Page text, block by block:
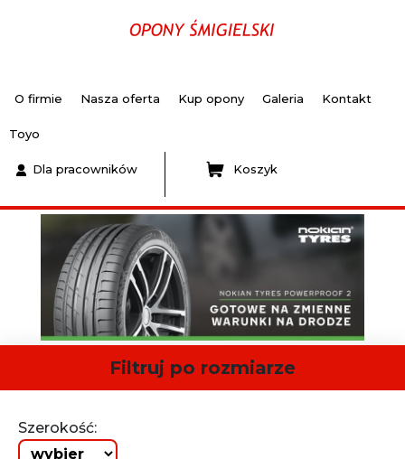
O firmie Nasza oferta Kup opony Galeria Kontakt
Toyo
Dla pracowników Koszyk
Filtruj po rozmiarze
Szerokość: